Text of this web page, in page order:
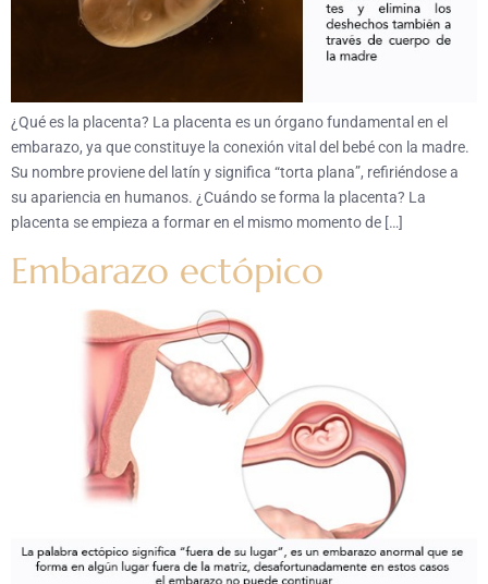
¿Qué es la placenta? La placenta es un órgano fundamental en el
embarazo, ya que constituye la conexión vital del bebé con la madre.
Su nombre proviene del latín y significa “torta plana”, refiriéndose a
su apariencia en humanos. ¿Cuándo se forma la placenta? La
placenta se empieza a formar en el mismo momento de […]
Embarazo ectópico